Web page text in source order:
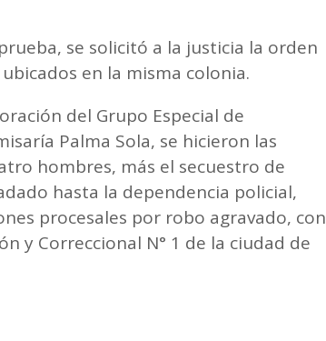
se solicitó a la justicia la orden
en la misma colonia.
del Grupo Especial de
Palma Sola, se hicieron las
hombres, más el secuestro de
hasta la dependencia policial,
procesales por robo agravado, con
y Correccional N° 1 de la ciudad de